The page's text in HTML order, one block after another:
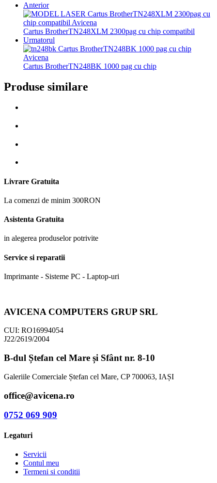
Anterior
Cartus BrotherTN248XLM 2300pag cu chip compatibil
Urmatorul
Cartus BrotherTN248BK 1000 pag cu chip
Produse similare
Livrare Gratuita
La comenzi de minim 300RON
Asistenta Gratuita
in alegerea produselor potrivite
Service si reparatii
Imprimante - Sisteme PC - Laptop-uri
AVICENA COMPUTERS GRUP SRL
CUI: RO16994054
J22/2619/2004
B-dul Ștefan cel Mare și Sfânt nr. 8-10
Galeriile Comerciale Ștefan cel Mare, CP 700063, IAȘI
office@avicena.ro
0752 069 909
Legaturi
Servicii
Contul meu
Termeni si conditii